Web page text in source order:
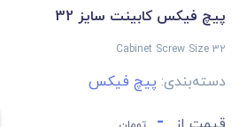
پیچ فیکس کابینت سایز 32
Cabinet Screw Size 32
دسته‌بندی: پیچ فیکس